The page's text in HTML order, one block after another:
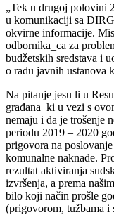
„Tek u drugoj polovini
u komunikaciji sa
okvirne informacije.
odbornika_ca za
budžetskih sredstava i
o radu javnih ustanova
Na pitanje jesu li u
građana_ki u vezi s
nemaju i da je trošenje
periodu 2019 – 2020
prigovora na
komunalne naknade.
rezultat aktiviranja
izvršenja, a prema
bilo koji način prošle
(prigovorom, tužbama i